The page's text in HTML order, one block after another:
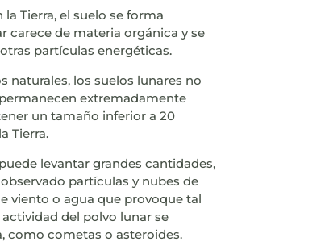
Tierra, el suelo se forma
carece de materia orgánica y se
partículas energéticas.
naturales, los suelos lunares no
extremadamente
un tamaño inferior a 20
Tierra.
levantar grandes cantidades,
partículas y nubes de
viento o agua que provoque tal
del polvo lunar se
como cometas o asteroides.